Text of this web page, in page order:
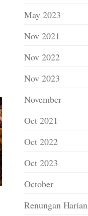
May 2023
Nov 2021
Nov 2022
Nov 2023
November
Oct 2021
Oct 2022
Oct 2023
October
Renungan Harian